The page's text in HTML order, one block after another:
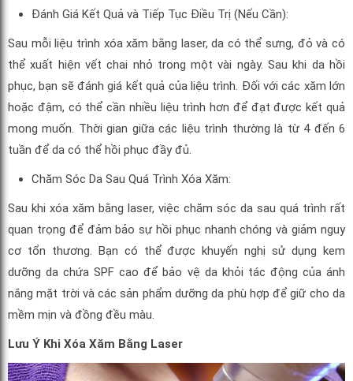
Đánh Giá Kết Quả và Tiếp Tục Điều Trị (Nếu Cần):
Sau mỗi liệu trình xóa xăm bằng laser, da có thể sưng, đỏ và có
thể xuất hiện vết chai nhỏ trong một vài ngày. Sau khi da hồi
phục, bạn sẽ đánh giá kết quả của liệu trình. Đối với các xăm lớn
hoặc đậm, có thể cần nhiều liệu trình hơn để đạt được kết quả
mong muốn. Thời gian giữa các liệu trình thường là từ 4 đến 6
tuần để da có thể hồi phục đầy đủ.
Chăm Sóc Da Sau Quá Trình Xóa Xăm:
Sau khi xóa xăm bằng laser, việc chăm sóc da sau quá trình rất
quan trọng để đảm bảo sự hồi phục nhanh chóng và giảm nguy
cơ tổn thương. Bạn có thể được khuyến nghị sử dụng kem
dưỡng da chứa SPF cao để bảo vệ da khỏi tác động của ánh
nắng mặt trời và các sản phẩm dưỡng da phù hợp để giữ cho da
mềm mịn và đồng đều màu.
Lưu Ý Khi Xóa Xăm Bằng Laser